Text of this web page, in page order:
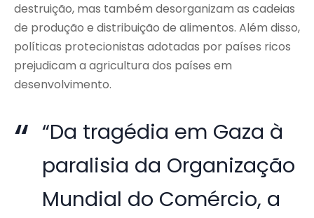
destruição, mas também desorganizam as cadeias
de produção e distribuição de alimentos. Além disso,
políticas protecionistas adotadas por países ricos
prejudicam a agricultura dos países em
desenvolvimento.
“Da tragédia em Gaza à
paralisia da Organização
Mundial do Comércio, a